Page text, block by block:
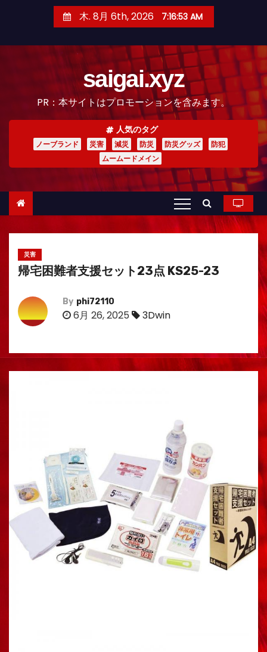
木. 8月 6th, 2026 7:16:55 AM
saigai.xyz
PR：本サイトはプロモーションを含みます。
人気のタグ
ノーブランド 災害 減災 防災 防災グッズ
防犯
ムームードメイン
災害
帰宅困難者支援セット23点 KS25-23
By phi72110
6月 26, 2025 3Dwin